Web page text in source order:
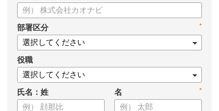
・タレントマネジメントが必要な企業の特徴
・タレントマネジメントシステム導入を検討する際の10個の選
定ポイント
・システム導入までの3つのステップ
についてまとめています。ぜひお役立てください。
*
部署区分
役職
氏名：姓 *
名